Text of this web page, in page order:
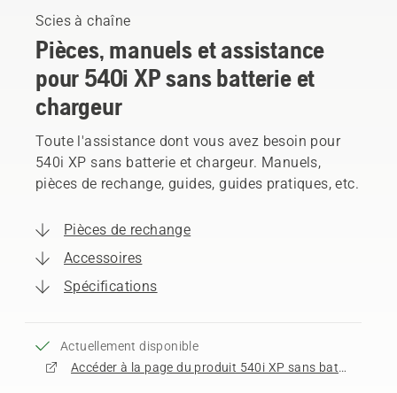
Scies à chaîne
Pièces, manuels et assistance
pour 540i XP sans batterie et
chargeur
Toute l'assistance dont vous avez besoin pour
540i XP sans batterie et chargeur. Manuels,
pièces de rechange, guides, guides pratiques, etc.
Pièces de rechange
Accessoires
Spécifications
Actuellement disponible
Accéder à la page du produit 540i XP sans batterie et chargeur